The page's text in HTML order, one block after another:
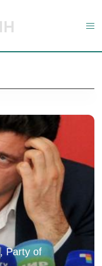
Party of